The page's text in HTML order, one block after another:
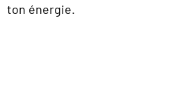
ton énergie.